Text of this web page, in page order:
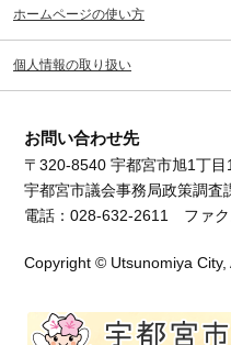
ホームページの使い方
個人情報の取り扱い
お問い合わせ先
〒320-8540 宇都宮市旭1丁目
宇都宮市議会事務局政策調査
電話：028-632-2611 ファ
Copyright © Utsunomiya City,